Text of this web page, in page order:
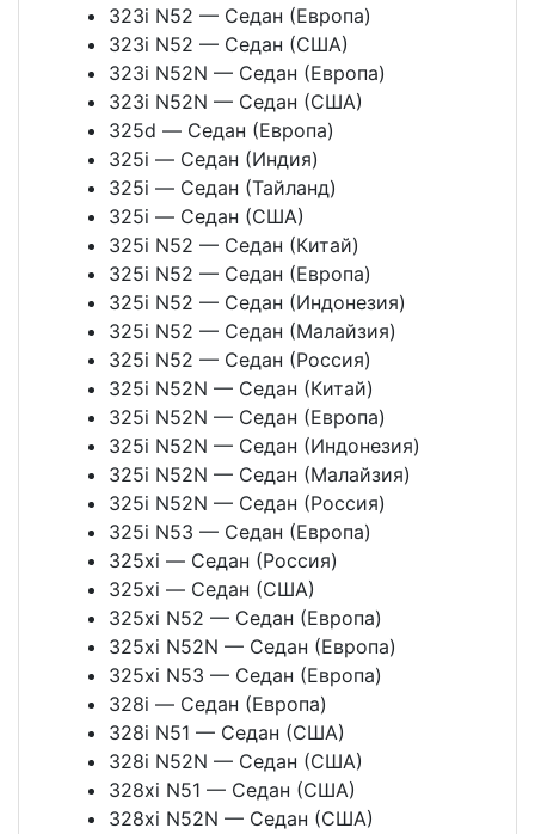
323i N52 — Седан (Европа)
323i N52 — Седан (США)
323i N52N — Седан (Европа)
323i N52N — Седан (США)
325d — Седан (Европа)
325i — Седан (Индия)
325i — Седан (Тайланд)
325i — Седан (США)
325i N52 — Седан (Китай)
325i N52 — Седан (Европа)
325i N52 — Седан (Индонезия)
325i N52 — Седан (Малайзия)
325i N52 — Седан (Россия)
325i N52N — Седан (Китай)
325i N52N — Седан (Европа)
325i N52N — Седан (Индонезия)
325i N52N — Седан (Малайзия)
325i N52N — Седан (Россия)
325i N53 — Седан (Европа)
325xi — Седан (Россия)
325xi — Седан (США)
325xi N52 — Седан (Европа)
325xi N52N — Седан (Европа)
325xi N53 — Седан (Европа)
328i — Седан (Европа)
328i N51 — Седан (США)
328i N52N — Седан (США)
328xi N51 — Седан (США)
328xi N52N — Седан (США)